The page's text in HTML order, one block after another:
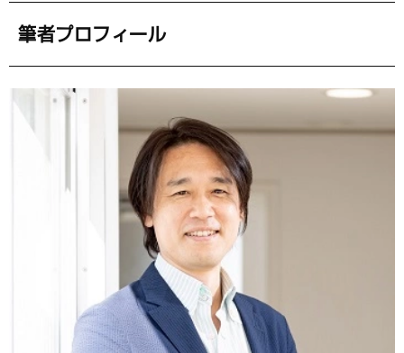
筆者プロフィール